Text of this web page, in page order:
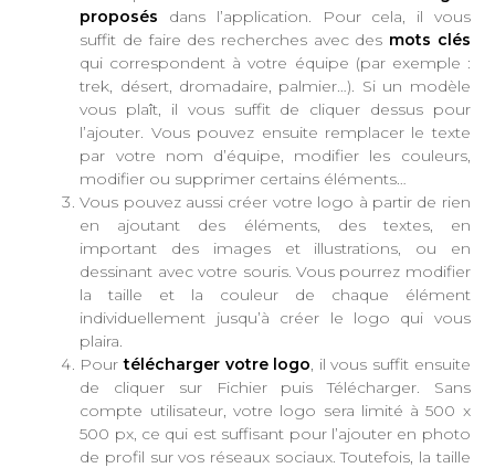
proposés dans l’application. Pour cela, il vous
suffit de faire des recherches avec des mots clés
qui correspondent à votre équipe (par exemple :
trek, désert, dromadaire, palmier…). Si un modèle
vous plaît, il vous suffit de cliquer dessus pour
l’ajouter. Vous pouvez ensuite remplacer le texte
par votre nom d’équipe, modifier les couleurs,
modifier ou supprimer certains éléments…
Vous pouvez aussi créer votre logo à partir de rien
en ajoutant des éléments, des textes, en
important des images et illustrations, ou en
dessinant avec votre souris. Vous pourrez modifier
la taille et la couleur de chaque élément
individuellement jusqu’à créer le logo qui vous
plaira.
Pourtélécharger votre logo, il vous suffit ensuite
de cliquer sur Fichier puis Télécharger. Sans
compte utilisateur, votre logo sera limité à 500 x
500 px, ce qui est suffisant pour l’ajouter en photo
de profil sur vos réseaux sociaux. Toutefois, la taille